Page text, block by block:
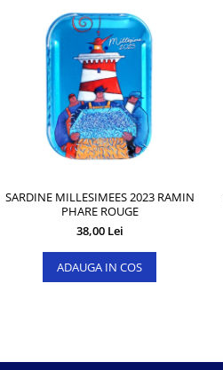
SARDINE MILLESIMEES 2023 RAMIN
PHARE ROUGE
38,00 Lei
ADAUGA IN COS